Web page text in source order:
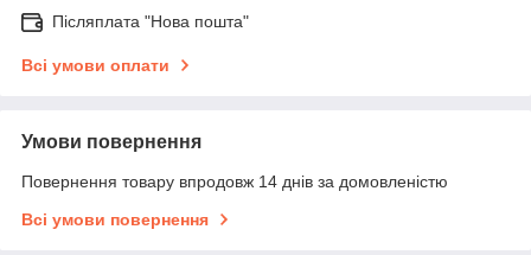
Післяплата "Нова пошта"
Всі умови оплати
Умови повернення
Повернення товару впродовж 14 днів за домовленістю
Всі умови повернення